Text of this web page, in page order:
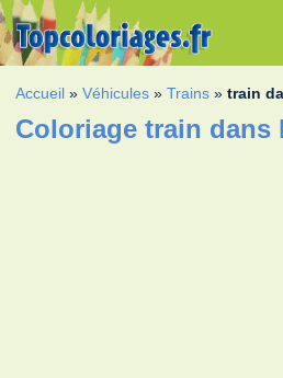
Accueil »Véhicules »Trains »train
Coloriage train dans